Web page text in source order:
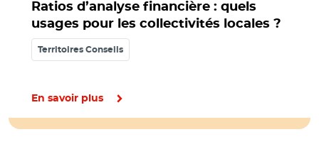
Ratios d’analyse financière : quels
usages pour les collectivités locales ?
Territoires Conseils
En savoir plus